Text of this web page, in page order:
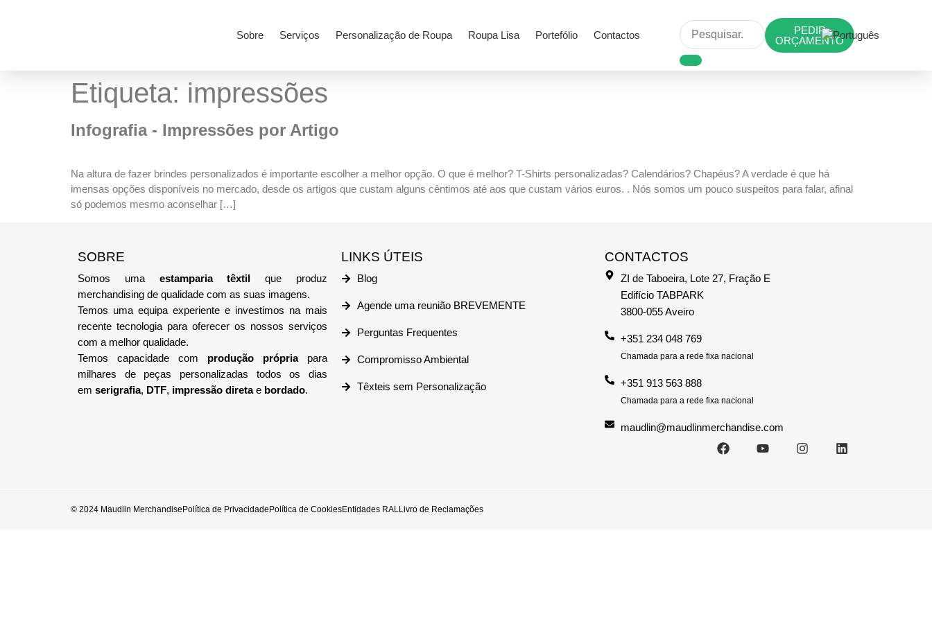
Sobre Serviços Personalização de Roupa Roupa Lisa Portefólio Contactos
PEDIR
ORÇAMENTO
Etiqueta: impressões
Infografia - Impressões por Artigo
Na altura de fazer brindes personalizados é importante escolher a melhor opção. O que é melhor? T-Shirts personalizadas? Calendários? Chapéus? A verdade é que há
imensas opções disponíveis no mercado, desde os artigos que custam alguns cêntimos até aos que custam vários euros. . Nós somos um pouco suspeitos para falar, afinal
só podemos mesmo aconselhar […]
SOBRE
Somos uma estamparia têxtil que produz
merchandising de qualidade com as suas imagens.
Temos uma equipa experiente e investimos na mais
recente tecnologia para oferecer os nossos serviços
com a melhor qualidade.
Temos capacidade com produção própriapara
milhares de peças personalizadas todos os dias
em serigrafia, DTF, impressão diretae bordado.
LINKS ÚTEIS
Blog
Agende uma reunião BREVEMENTE
Perguntas Frequentes
Compromisso Ambiental
Têxteis sem Personalização
CONTACTOS
ZI de Taboeira, Lote 27, Fração E
Edifício TABPARK
3800-055 Aveiro
+351 234 048 769
Chamada para a rede fixa nacional
+351 913 563 888
Chamada para a rede fixa nacional
maudlin@maudlinmerchandise.com
© 2024 Maudlin Merchandise Política de Privacidade Política de CookiesEntidades RALLivro de Reclamações